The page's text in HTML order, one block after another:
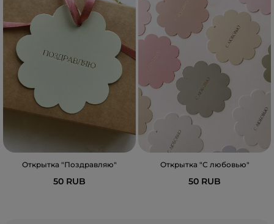
Открытка "Поздравляю"
50 RUB
Открытка "С любовью"
50 RUB